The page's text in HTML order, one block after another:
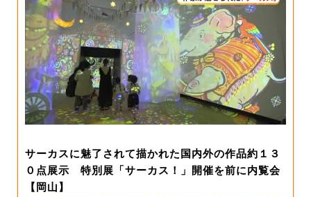
サーカスに魅了されて描かれた国内外の作品約１３
０点展示 特別展「サーカス！」開催を前に内覧会
【岡山】